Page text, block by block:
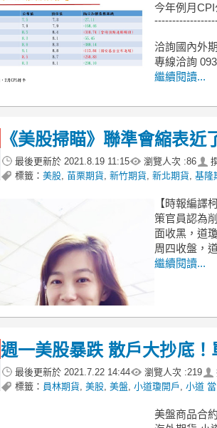
今年例月
洽詢國內外
專線洽詢
繼續閱讀...
《美股掃瞄》聯準會縮表
最後更新於 2021.8.19 11:15 瀏覽人次 :86
標籤： 美股 苗栗期貨 新竹期貨 新北期貨 基隆
【時報編譯
策官員認為
面收黑，道
周四收盤，
繼續閱讀...
週一美股暴跌 散戶大抄底
最後更新於 2021.7.22 14:44 瀏覽人次 :219
標籤： 員林期貨 美股 美盤 小道瓊開戶 小道
美盤商品合